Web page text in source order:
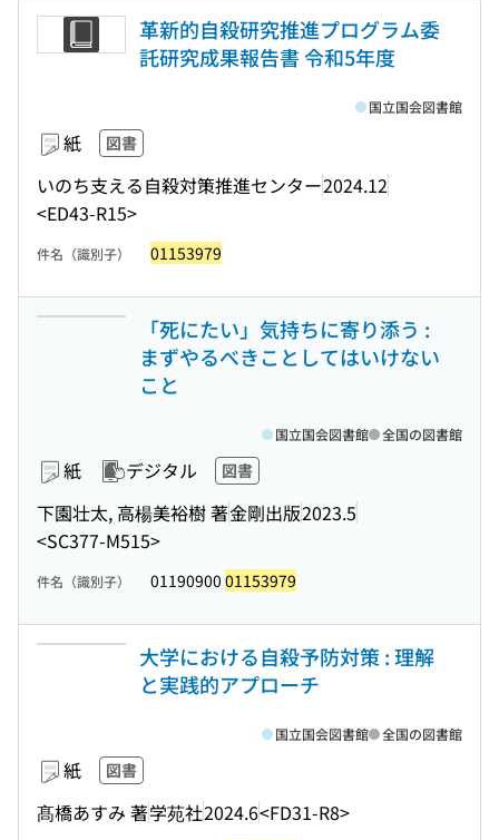
革新的自殺研究推進プログラム委
託研究成果報告書 令和5年度
紙 図書
いのち支える自殺対策推進センター2024.12
<ED43-R15>
国立国会図書館
件名（識別子） 01153979
「死にたい」気持ちに寄り添う :
まずやるべきことしてはいけない
こと
紙 デジタル 図書
下園壮太, 高楊美裕樹 著金剛出版2023.5
<SC377-M515>
国立国会図書館 全国の図書館
件名（識別子） 01190900 01153979
大学における自殺予防対策 : 理解
と実践的アプローチ
紙 図書
髙橋あすみ 著学苑社2024.6<FD31-R8>
国立国会図書館 全国の図書館